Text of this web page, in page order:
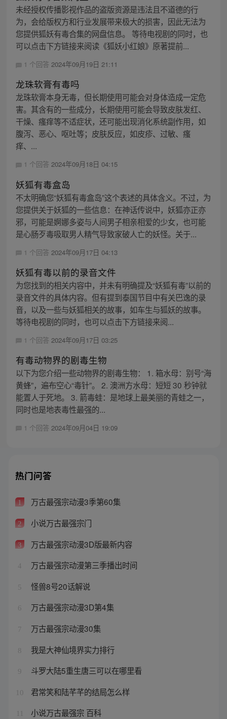
未经授权传播影视作品的盗版资源是违法且不道德的行
为，会给版权方和行业发展带来极大的损害，因此无法为
您提供狐妖有毒合集的网盘信息。 等待电视剧的同时，也
可以点击下方链接来阅读《狐妖小红娘》原著提前...
1 个回答 2024年09月19日 21:11
龙珠软膏有毒吗
龙珠软膏本身无毒，但长期使用可能会对身体造成一定危
害。其含有的一些成分，长期使用可能会导致皮肤发红、
干燥、瘙痒等不适症状，还可能出现消化系统副作用，如
腹泻、恶心、呕吐等；皮肤反应，如皮疹、过敏、瘙
痒、...
1 个回答 2024年09月18日 04:15
妖狐有毒盒岛
不太明确您“妖狐有毒盒岛”这个表述的具体含义。不过，为
您提供关于妖狐的一些信息：在神话传说中，妖狐亦正亦
邪，可能是婀娜多姿与人间男子相亲相爱的少女，也可能
是心肠歹毒吸取男人精气导致家破人亡的妖怪。关于...
1 个回答 2024年09月17日 04:13
妖狐有毒以前的录音文件
为您找到的相关内容中，并未有明确提及“妖狐有毒”以前的
录音文件的具体内容。但有提到泰国节目中有关巴逸的录
音，以及一些与妖狐相关的故事，如车生与狐妖的故事。
等待电视剧的同时，也可以点击下方链接来阅...
1 个回答 2024年09月17日 03:25
有毒动物界的剧毒生物
以下为您介绍一些动物界的剧毒生物： 1. 箱水母：别号“海
黄蜂”，遍布空心“毒针”。 2. 澳洲方水母：短短 30 秒钟就
能置人于死地。 3. 箭毒蛙：是地球上最美丽的青蛙之一，
同时也是地表毒性最强的...
1 个回答 2024年09月04日 19:09
热门问答
1 万古最强宗动漫3季第60集
2 小说万古最强宗门
3 万古最强宗动漫3D版最新内容
4 万古最强宗动漫第三季播出时间
5 怪兽8号20话解说
6 万古最强宗动漫3D第4集
7 万古最强宗动漫30集
8 我是大神仙境界实力排行
9 斗罗大陆5重生唐三可以在哪里看
10 君常笑和陆芊芊的结局怎么样
小说万古最强宗 百科